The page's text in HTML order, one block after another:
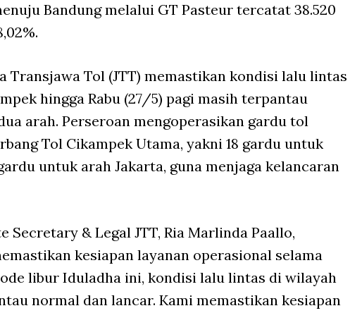
Bandung melalui GT Pasteur tercatat 38.520
Transjawa Tol (JTT) memastikan kondisi lalu lintas
hingga Rabu (27/5) pagi masih terpantau
arah. Perseroan mengoperasikan gardu tol
Tol Cikampek Utama, yakni 18 gardu untuk
untuk arah Jakarta, guna menjaga kelancaran
Secretary & Legal JTT, Ria Marlinda Paallo,
kesiapan layanan operasional selama
libur Iduladha ini, kondisi lalu lintas di wilayah
normal dan lancar. Kami memastikan kesiapan